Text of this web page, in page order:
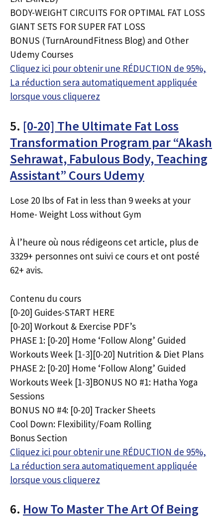
BODY-WEIGHT CIRCUITS FOR OPTIMAL FAT LOSS
GIANT SETS FOR SUPER FAT LOSS
BONUS (TurnAroundFitness Blog) and Other
Udemy Courses
Cliquez ici pour obtenir une RÉDUCTION de 95%,
La réduction sera automatiquement appliquée
lorsque vous cliquerez
5. [0-20] The Ultimate Fat Loss
Transformation Program par “Akash
Sehrawat, Fabulous Body, Teaching
Assistant” Cours Udemy
Lose 20 lbs of Fat in less than 9 weeks at your
Home- Weight Loss without Gym
À l’heure où nous rédigeons cet article, plus de
3329+ personnes ont suivi ce cours et ont posté
62+ avis.
Contenu du cours
[0-20] Guides-START HERE
[0-20] Workout & Exercise PDF’s
PHASE 1: [0-20] Home ‘Follow Along’ Guided
Workouts Week [1-3][0-20] Nutrition & Diet Plans
PHASE 2: [0-20] Home ‘Follow Along’ Guided
Workouts Week [1-3]BONUS NO #1: Hatha Yoga
Sessions
BONUS NO #4: [0-20] Tracker Sheets
Cool Down: Flexibility/Foam Rolling
Bonus Section
Cliquez ici pour obtenir une RÉDUCTION de 95%,
La réduction sera automatiquement appliquée
lorsque vous cliquerez
6. How To Master The Art Of Being